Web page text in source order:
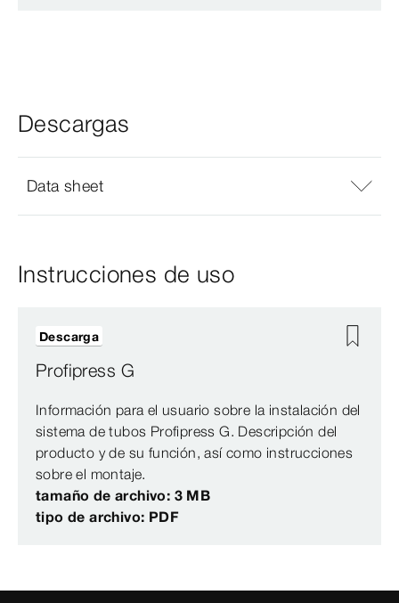
Descargas
Data sheet
Instrucciones de uso
Profipress G
Información para el usuario sobre la instalación del
sistema de tubos Profipress G. Descripción del
producto y de su función, así como instrucciones
sobre el montaje.
tamaño de archivo: 3 MB
tipo de archivo: PDF
Descarga